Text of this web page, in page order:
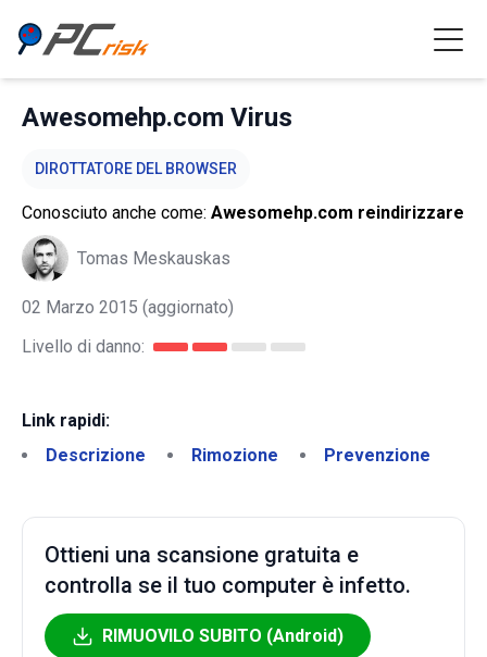
Awesomehp.com Virus
DIROTTATORE DEL BROWSER
Conosciuto anche come: Awesomehp.com reindirizzare
Tomas Meskauskas
02 Marzo 2015 (aggiornato)
Livello di danno:
Link rapidi:
Descrizione
Rimozione Prevenzione
Ottieni una scansione gratuita e
controlla se il tuo computer è infetto.
RIMUOVILO SUBITO (Android)